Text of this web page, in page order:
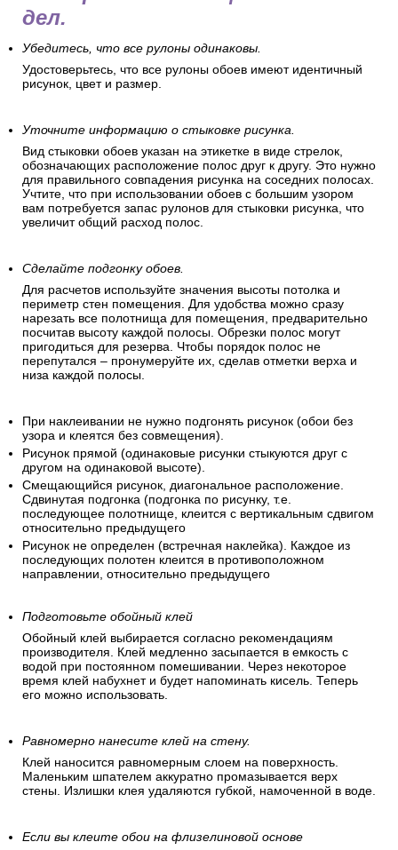
дел.
Убедитесь, что все рулоны одинаковы.
Удостоверьтесь, что все рулоны обоев имеют идентичный
рисунок, цвет и размер.
Уточните информацию о стыковке рисунка.
Вид стыковки обоев указан на этикетке в виде стрелок,
обозначающих расположение полос друг к другу. Это нужно
для правильного совпадения рисунка на соседних полосах.
Учтите, что при использовании обоев с большим узором
вам потребуется запас рулонов для стыковки рисунка, что
увеличит общий расход полос.
Сделайте подгонку обоев.
Для расчетов используйте значения высоты потолка и
периметр стен помещения. Для удобства можно сразу
нарезать все полотнища для помещения, предварительно
посчитав высоту каждой полосы. Обрезки полос могут
пригодиться для резерва. Чтобы порядок полос не
перепутался – пронумеруйте их, сделав отметки верха и
низа каждой полосы.
При наклеивании не нужно подгонять рисунок (обои без
узора и клеятся без совмещения).
Рисунок прямой (одинаковые рисунки стыкуются друг с
другом на одинаковой высоте).
Смещающийся рисунок, диагональное расположение.
Сдвинутая подгонка (подгонка по рисунку, т.е.
последующее полотнище, клеится с вертикальным сдвигом
относительно предыдущего
Рисунок не определен (встречная наклейка). Каждое из
последующих полотен клеится в противоположном
направлении, относительно предыдущего
Подготовьте обойный клей
Обойный клей выбирается согласно рекомендациям
производителя. Клей медленно засыпается в емкость с
водой при постоянном помешивании. Через некоторое
время клей набухнет и будет напоминать кисель. Теперь
его можно использовать.
Равномерно нанесите клей на стену.
Клей наносится равномерным слоем на поверхность.
Маленьким шпателем аккуратно промазывается верх
стены. Излишки клея удаляются губкой, намоченной в воде.
Если вы клеите обои на флизелиновой основе